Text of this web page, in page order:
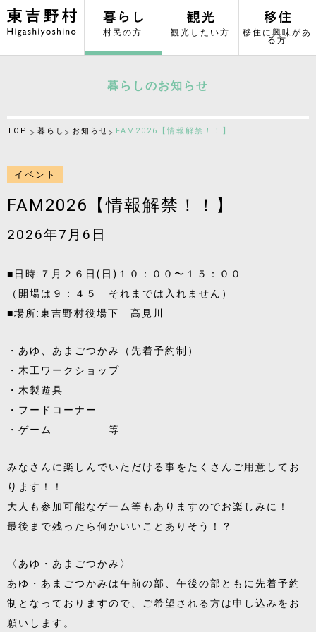
村民の方 観光したい方 移住に興味があ
る方
暮らしのお知らせ
TOP 暮らし お知らせ FAM2026【情報解禁！！】
イベント
FAM2026【情報解禁！！】
2026年7月6日
■日時:７月２６日(日)１０：００〜１５：００
（開場は９：４５ それまでは入れません）
■場所:東吉野村役場下 高見川
・あゆ、あまごつかみ（先着予約制）
・木工ワークショップ
・木製遊具
・フードコーナー
・ゲーム 等
みなさんに楽しんでいただける事をたくさんご用意してお
ります！！
大人も参加可能なゲーム等もありますのでお楽しみに！
最後まで残ったら何かいいことありそう！？
〈あゆ・あまごつかみ〉
あゆ・あまごつかみは午前の部、午後の部ともに先着予約
制となっておりますので、ご希望される方は申し込みをお
願いします。